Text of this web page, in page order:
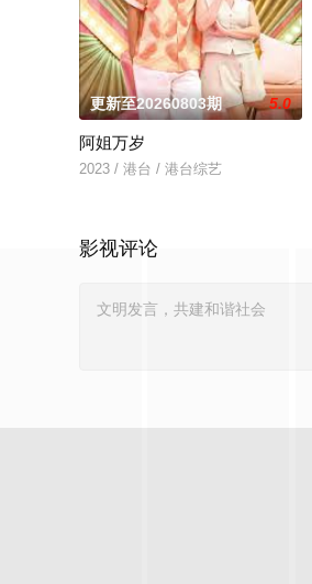
更新至20260803期 5.0
阿姐万岁
2023 / 港台 / 港台综艺
影视评论